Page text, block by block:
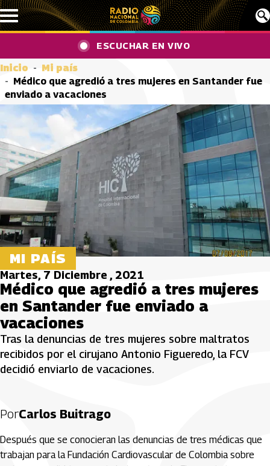
Pasar al contenido principal
ESCUCHAR EN VIVO
Inicio
Mi país
Médico que agredió a tres mujeres en Santander fue
enviado a vacaciones
MI PAÍS
Martes, 7 Diciembre , 2021
Médico que agredió a tres mujeres
en Santander fue enviado a
vacaciones
Tras la denuncias de tres mujeres sobre maltratos
recibidos por el cirujano Antonio Figueredo, la FCV
decidió enviarlo de vacaciones.
PorCarlos Buitrago
Después que se conocieran las denuncias de tres médicas que
trabajan para la Fundación Cardiovascular de Colombia sobre